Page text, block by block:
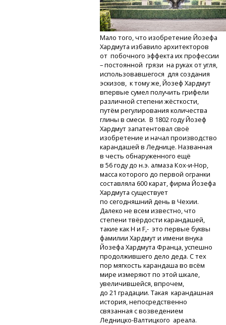
Мало того, что изобретение Йозефа
Хардмута избавило архитекторов
от побочного эффекта их профессии
– постоянной грязи на руках от угля,
использовавшегося для создания
эскизов, к тому же, Йозеф Хардмут
впервые сумел получить грифели
различной степени жёсткости,
путём регулирования количества
глины в смеси. В 1802 году Йозеф
Хардмут запатентовал своё
изобретение и начал производство
карандашей в Леднице. Названная
в честь обнаруженного ещё
в 56 году до н.э. алмазаКох-и-Нор,
масса которого до первой огранки
составляла 600 карат, фирма Йозефа
Хардмута существует
по сегодняшний день в Чехии.
Далеко не всем известно, что
степени твёрдости карандашей,
такие какH и F,- это первые буквы
фамилии Хардмут и имени внука
Йозефа Хардмута Франца, успешно
продолжившего дело деда. С тех
пор мягкость карандаша во всём
мире измеряют по этой шкале,
увеличившейся, впрочем,
до 21 градации. Такая карандашная
история, непосредственно
связанная с возведением
Ледницко-Валтицкого ареала.